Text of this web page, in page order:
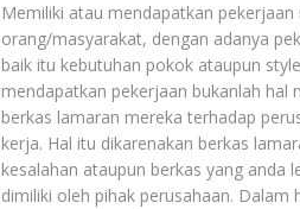
Memiliki atau mendapatkan
orang/masyarakat, dengan adanya
baik itu kebutuhan pokok ataupun
mendapatkan pekerjaan bukanlah hal
berkas lamaran mereka terhadap
kerja. Hal itu dikarenakan berkas
kesalahan ataupun berkas yang anda
dimiliki oleh pihak perusahaan. Dalam